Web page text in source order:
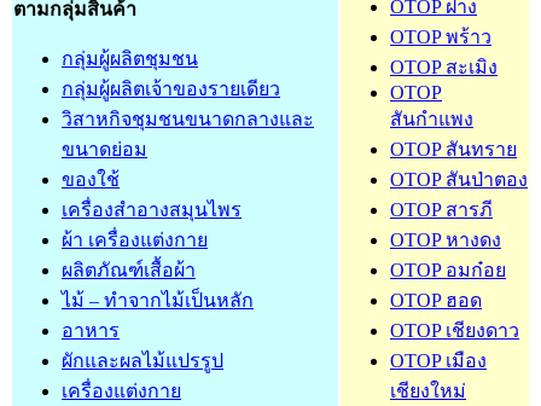
OTOP ฝาง
OTOP พร้าว
OTOP สะเมิง
OTOP
สันกำแพง
OTOP สันทราย
OTOP สันป่าตอง
OTOP สารภี
OTOP หางดง
OTOP อมก๋อย
OTOP ฮอด
OTOP เชียงดาว
OTOP เมือง
เชียงใหม่
ตามกลุ่มสินค้า
กลุ่มผู้ผลิตชุมชน
กลุ่มผู้ผลิตเจ้าของรายเดียว
วิสาหกิจชุมชนขนาดกลางและ
ขนาดย่อม
ของใช้
เครื่องสำอางสมุนไพร
ผ้า เครื่องแต่งกาย
ผลิตภัณฑ์เสื้อผ้า
ไม้ – ทำจากไม้เป็นหลัก
อาหาร
ผักและผลไม้แปรรูป
เครื่องแต่งกาย